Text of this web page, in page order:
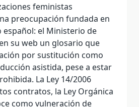
feministas
preocupación fundada en
español: el Ministerio de
su web un glosario que
por sustitución como
asistida, pese a estar
La Ley 14/2006
contratos, la Ley Orgánica
como vulneración de